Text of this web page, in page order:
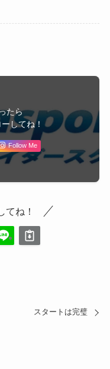
たら
してね！
Follow Me
てね！
スタートは完璧